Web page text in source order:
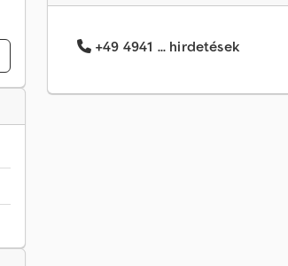
+49 4941 ... hirdetések